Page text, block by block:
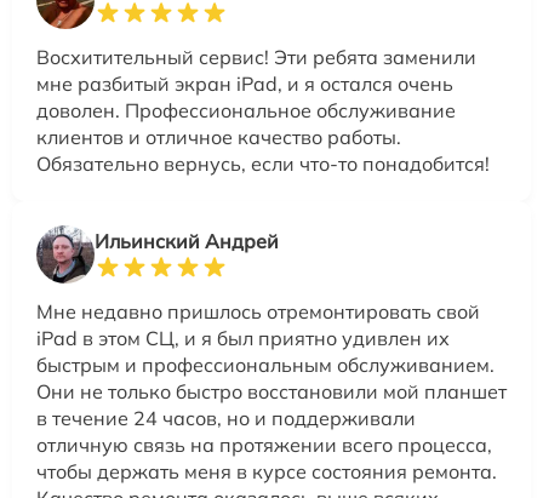
Восхитительный сервис! Эти ребята заменили
мне разбитый экран iPad, и я остался очень
доволен. Профессиональное обслуживание
клиентов и отличное качество работы.
Обязательно вернусь, если что-то понадобится!
Ильинский Андрей
Мне недавно пришлось отремонтировать свой
iPad в этом СЦ, и я был приятно удивлен их
быстрым и профессиональным обслуживанием.
Они не только быстро восстановили мой планшет
в течение 24 часов, но и поддерживали
отличную связь на протяжении всего процесса,
чтобы держать меня в курсе состояния ремонта.